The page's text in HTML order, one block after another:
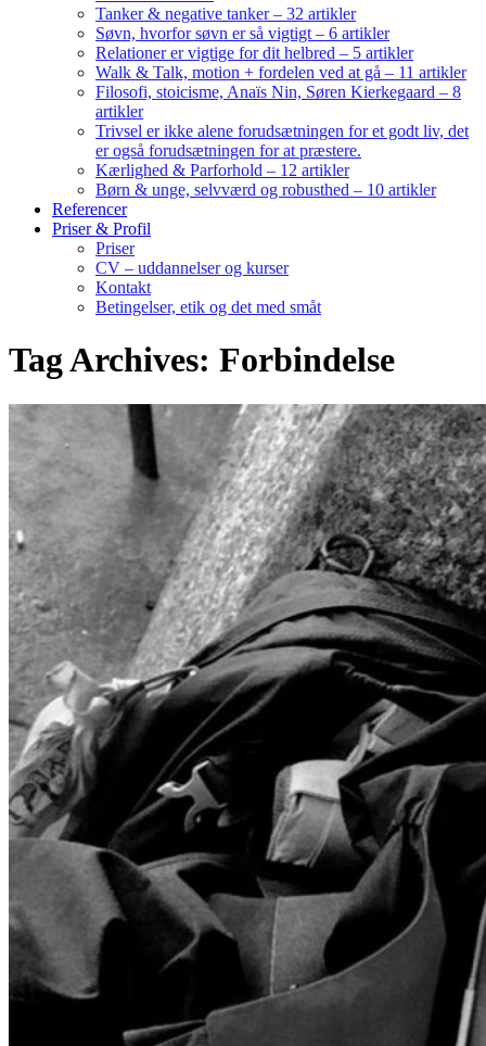
Tanker & negative tanker – 32 artikler
Søvn, hvorfor søvn er så vigtigt – 6 artikler
Relationer er vigtige for dit helbred – 5 artikler
Walk & Talk, motion + fordelen ved at gå – 11 artikler
Filosofi, stoicisme, Anaïs Nin, Søren Kierkegaard – 8
artikler
Trivsel er ikke alene forudsætningen for et godt liv, det
er også forudsætningen for at præstere.
Kærlighed & Parforhold – 12 artikler
Børn & unge, selvværd og robusthed – 10 artikler
Referencer
Priser & Profil
Priser
CV – uddannelser og kurser
Kontakt
Betingelser, etik og det med småt
Tag Archives: Forbindelse